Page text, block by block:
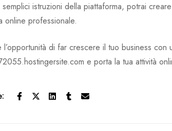
istruzioni della piattaforma, potrai
online professionale.
di far crescere il tuo business
e porta la tua attività